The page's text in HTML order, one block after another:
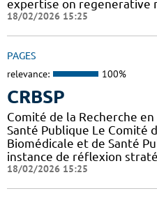
expertise on regenerative
18/02/2026 15:25
PAGES
relevance: 100%
CRBSP
Comité de la Recherche
Santé Publique Le Comité
Biomédicale et de Santé
instance de réflexion
18/02/2026 15:25